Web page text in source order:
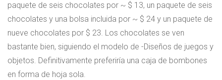
paquete de seis chocolates por ~ $ 13, un paquete de seis
chocolates y una bolsa incluida por ~ $ 24 y un paquete de
nueve chocolates por $ 23. Los chocolates se ven
bastante bien, siguiendo el modelo de -Diseños de juegos y
objetos. Definitivamente preferiría una caja de bombones
en forma de hoja sola.